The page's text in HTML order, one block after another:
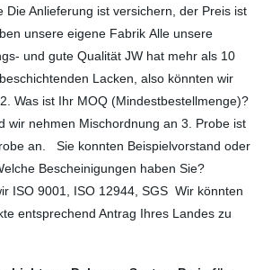
Die Anlieferung ist versichern, der Preis ist
unsere eigene Fabrik Alle unsere
und gute Qualität JW hat mehr als 10
Lacken, also könnten wir
Was ist Ihr MOQ (Mindestbestellmenge)?
wir nehmen Mischordnung an 3. Probe ist
an. Sie konnten Beispielvorstand oder
Bescheinigungen haben Sie?
ISO 9001, ISO 12944, SGS Wir könnten
entsprechend Antrag Ihres Landes zu